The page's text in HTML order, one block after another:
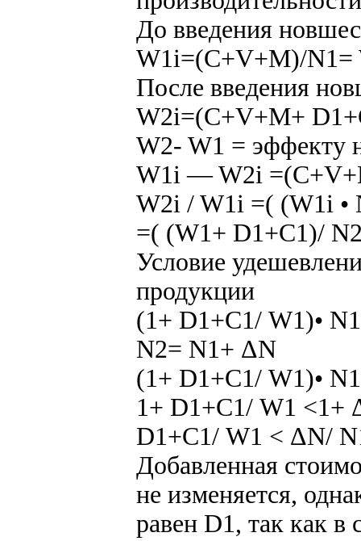
До введения
W1i=(C+V+M)/N1=
После введения
W2i=(C+V+M+
W2- W1 = эффекту
W1i — W2i
W2i / W1i =( (W1i •
=( (W1+ D1+С1)/
Условие
продукции
(1+ D1+С1/ W1)•
N2= N1+ ΔN
(1+ D1+С1/ W1)•
1+ D1+С1/ W1 <1+
D1+С1/ W1 < ΔN/
Добавленная
не изменяется,
равен D1, так как в